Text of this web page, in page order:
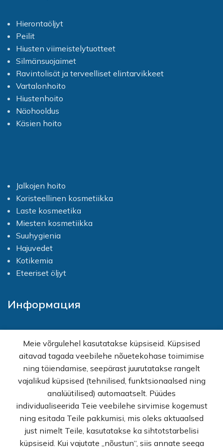
(älä työnnä koko kynää ulos,
jotta se ei kuivu) ja piirrä viiva.
halutessasi myös alaripseen.
Vahvemman korostuksen
saamiseksi toista levitys.
Hierontaöljyt
Peilit
Hiusten viimeistelytuotteet
Silmänsuojaimet
Ravintolisät ja terveelliset elintarvikkeet
Vartalonhoito
Hiustenhoito
Näohooldus
Käsien hoito
Jalkojen hoito
Koristeellinen kosmetiikka
Laste kosmeetika
Miesten kosmetiikka
Suuhygienia
Hajuvedet
Kotikemia
Eteeriset öljyt
Информация
Shop
Kampanjat
Tukku
Apua ostoksia varten
Tietosuojakäytäntö
Myyntiehdot
Ota yhteyttä
Meie võrgulehel kasutatakse küpsiseid. Küpsised
aitavad tagada veebilehe nõuetekohase toimimise
ning täiendamise, seepärast juurutatakse rangelt
vajalikud küpsised (tehnilised, funktsionaalsed ning
analüütilised) automaatselt. Püüdes
individualiseerida Teie veebilehe sirvimise kogemust
ning esitada Teile pakkumisi, mis oleks aktuaalsed
just nimelt Teile, kasutatakse ka sihtotstarbelisi
küpsiseid. Kui vajutate „nõustun“, siis annate seega